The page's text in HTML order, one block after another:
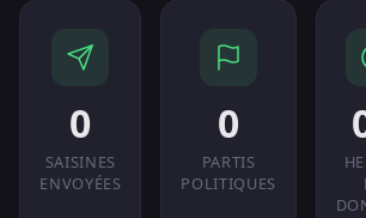
0
SAISINES
ENVOYÉES
0
PARTIS
POLITIQUES